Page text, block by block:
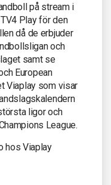
på stream i
Play för den
då de erbjuder
och
samt se
European
Viaplay som visar
ligor och
League.
hos Viaplay